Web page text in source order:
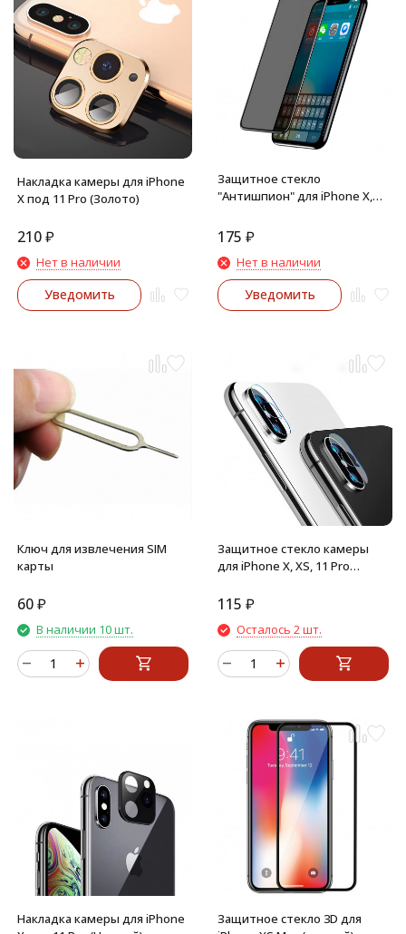
Накладка камеры для iPhone
X под 11 Pro (Золото)
210₽
Нет в наличии
Уведомить
Защитное стекло
"Антишпион" для iPhone X,
175 ₽
Нет в наличии
Уведомить
Ключ для извлечения SIM
карты
60₽
В наличии 10 шт.
Защитное стекло камеры
для iPhone X, XS, 11 Pro
115 ₽
Осталось 2 шт.
Накладка камеры для iPhone
Защитное стекло 3D для